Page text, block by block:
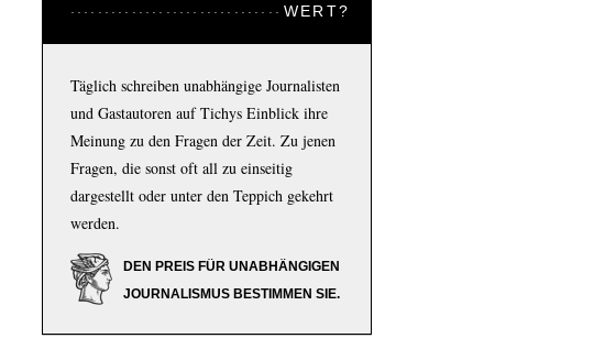
WERT?
Täglich schreiben unabhängige Journalisten
und Gastautoren auf Tichys Einblick ihre
Meinung zu den Fragen der Zeit. Zu jenen
Fragen, die sonst oft all zu einseitig
dargestellt oder unter den Teppich gekehrt
werden.
DEN PREIS FÜR UNABHÄNGIGEN
JOURNALISMUS BESTIMMEN SIE.